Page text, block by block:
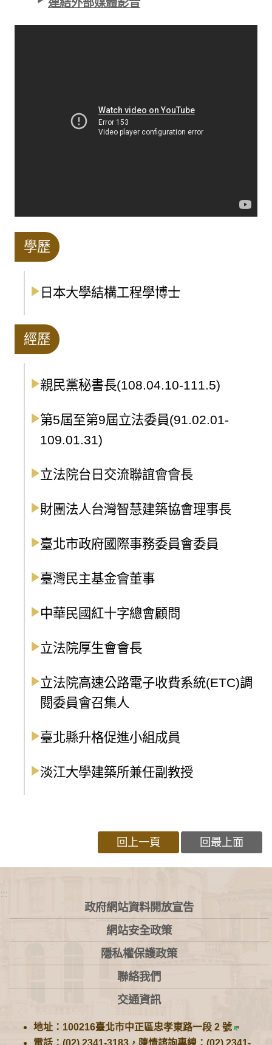
學歷
日本大學結構工程學博士
經歷
親民黨秘書長(108.04.10-111.5)
第5屆至第9屆立法委員(91.02.01-
109.01.31)
立法院台日交流聯誼會會長
財團法人台灣智慧建築協會理事長
臺北市政府國際事務委員會委員
臺灣民主基金會董事
中華民國紅十字總會顧問
立法院厚生會會長
立法院高速公路電子收費系統(ETC)調
閱委員會召集人
臺北縣升格促進小組成員
淡江大學建築所兼任副教授
回上一頁 回最上面
:::
政府網站資料開放宣告
網站安全政策
隱私權保護政策
聯絡我們
交通資訊
地址：100216臺北市中正區忠孝東路一段 2 號